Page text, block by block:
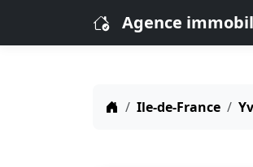
Agence
Ile-de-France